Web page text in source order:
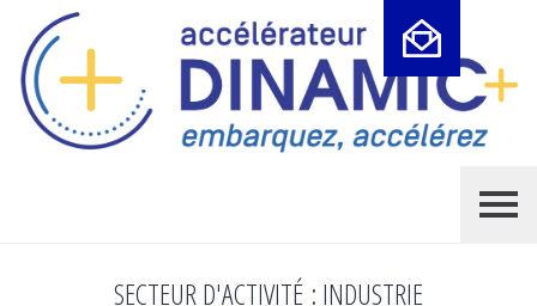
SECTEUR D'ACTIVITÉ : INDUSTRIE
Cookies management panel